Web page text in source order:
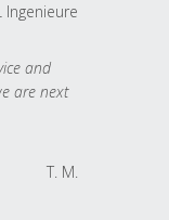
Ingenieure
and
are next
T. M.